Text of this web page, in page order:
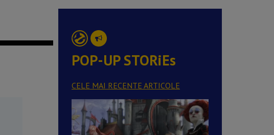
POP-UP STORiEs
CELE MAI RECENTE ARTICOLE